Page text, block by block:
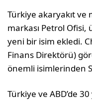
Türkiye akaryakıt
markası Petrol
yeni bir isim ekledi.
Finans Direktörü)
önemli isimlerinden
Türkiye ve ABD’de